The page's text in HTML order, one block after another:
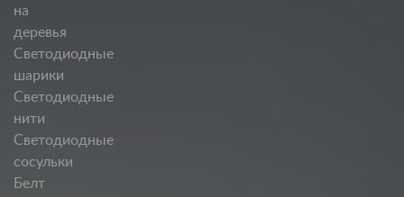
на
деревья
Светодиодные
шарики
Светодиодные
нити
Светодиодные
сосульки
Белт